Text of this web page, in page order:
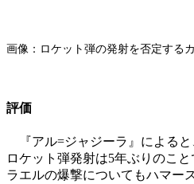
画像：ロケット弾の発射を否定する
評価
『アル=ジャジーラ』による
ロケット弾発射は5年ぶりのこ
ラエルの爆撃についてもハマー